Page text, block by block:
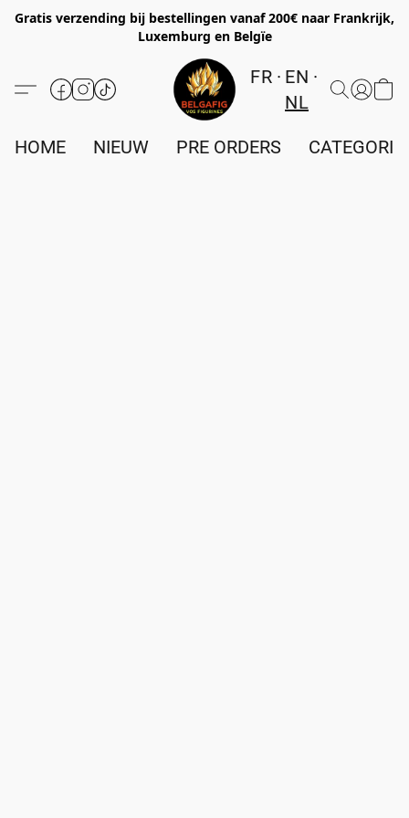
Gratis verzending bij bestellingen vanaf 200€ naar Frankrijk,
Luxemburg en Belgïe
FR
EN
NL
HOME NIEUW PRE ORDERS